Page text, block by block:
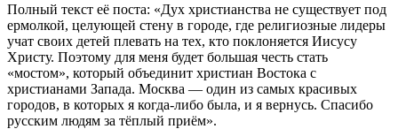
Полный текст её поста: «Дух христианства не существует под
ермолкой, целующей стену в городе, где религиозные лидеры
учат своих детей плевать на тех, кто поклоняется Иисусу
Христу. Поэтому для меня будет большая честь стать
«мостом», который объединит христиан Востока с
христианами Запада. Москва — один из самых красивых
городов, в которых я когда-либо была, и я вернусь. Спасибо
русским людям за тёплый приём».